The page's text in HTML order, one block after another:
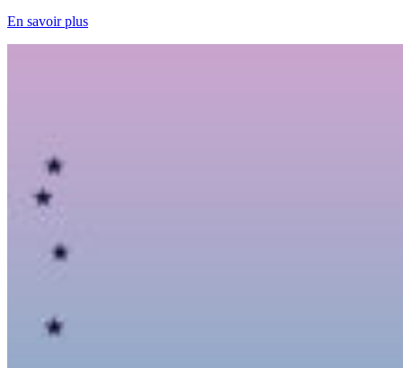
En savoir plus